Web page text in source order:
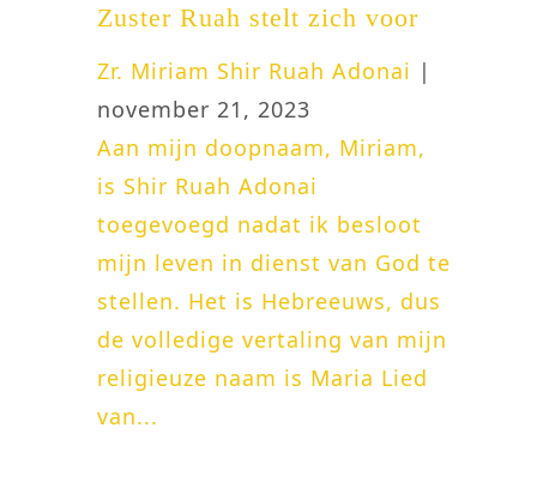
Zuster Ruah stelt zich voor
Zr. Miriam Shir Ruah Adonai |
november 21, 2023
Aan mijn doopnaam, Miriam,
is Shir Ruah Adonai
toegevoegd nadat ik besloot
mijn leven in dienst van God te
stellen. Het is Hebreeuws, dus
de volledige vertaling van mijn
religieuze naam is Maria Lied
van...